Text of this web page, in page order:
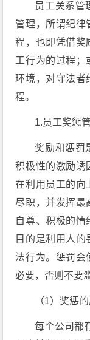
员工关系管
管理，所谓纪律
程，也即凭借奖
工行为的过程；
环境，对守法者
程。
1.员工奖惩
奖励和惩罚
积极性的激励诱
在利用员工的向
尽职，并发挥最
自尊、积极的情
目的是利用人的
法行为。惩罚会
必要，否则不要
（1）奖惩
每个公司都